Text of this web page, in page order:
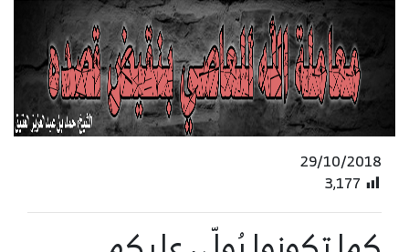
29/10/2018
3٬177